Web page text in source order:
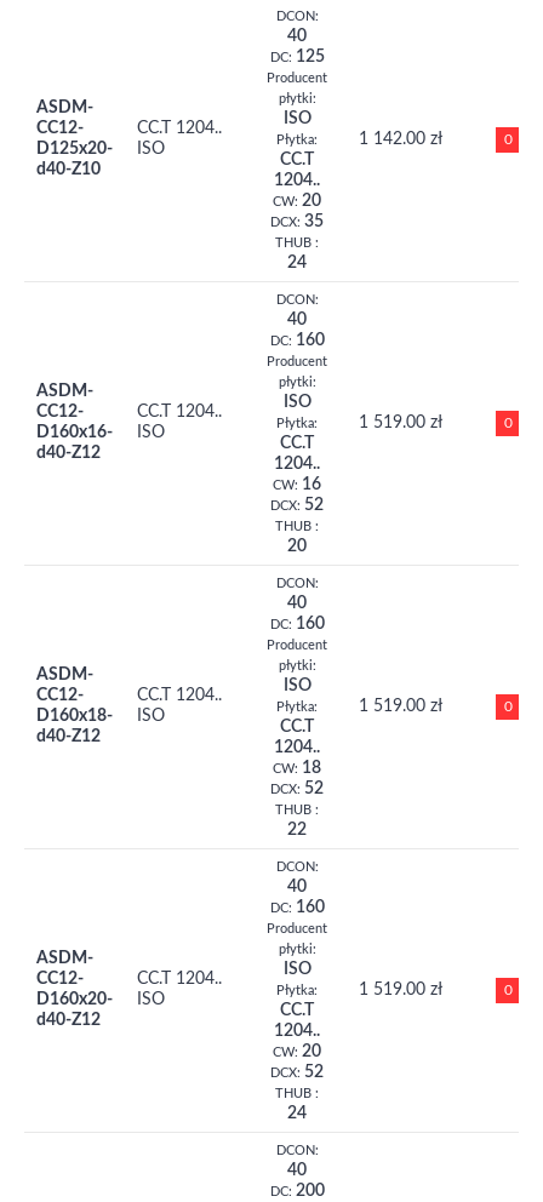
ASDM-
CC12-
D125x20-
d40-Z10
CC.T 1204..
ISO
DCON:
40
DC: 125
Producent
płytki:
ISO
Płytka:
CC.T
1204..
CW: 20
DCX: 35
THUB :
24
1 142.00 zł 0
ASDM-
CC12-
D160x16-
d40-Z12
CC.T 1204..
ISO
DCON:
40
DC: 160
Producent
płytki:
ISO
Płytka:
CC.T
1204..
CW: 16
DCX: 52
THUB :
20
1 519.00 zł 0
ASDM-
CC12-
D160x18-
d40-Z12
CC.T 1204..
ISO
DCON:
40
DC: 160
Producent
płytki:
ISO
Płytka:
CC.T
1204..
CW: 18
DCX: 52
THUB :
22
1 519.00 zł 0
ASDM-
CC12-
D160x20-
d40-Z12
CC.T 1204..
ISO
DCON:
40
DC: 160
Producent
płytki:
ISO
Płytka:
CC.T
1204..
CW: 20
DCX: 52
THUB :
24
1 519.00 zł 0
DCON:
40
DC: 200